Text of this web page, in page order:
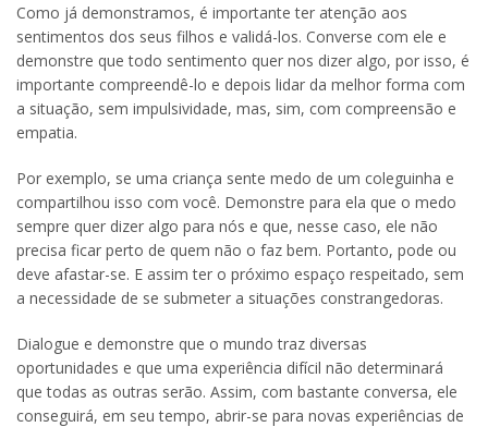
Como já demonstramos, é importante ter atenção aos
sentimentos dos seus filhos e validá-los. Converse com ele e
demonstre que todo sentimento quer nos dizer algo, por isso, é
importante compreendê-lo e depois lidar da melhor forma com
a situação, sem impulsividade, mas, sim, com compreensão e
empatia.
Por exemplo, se uma criança sente medo de um coleguinha e
compartilhou isso com você. Demonstre para ela que o medo
sempre quer dizer algo para nós e que, nesse caso, ele não
precisa ficar perto de quem não o faz bem. Portanto, pode ou
deve afastar-se. E assim ter o próximo espaço respeitado, sem
a necessidade de se submeter a situações constrangedoras.
Dialogue e demonstre que o mundo traz diversas
oportunidades e que uma experiência difícil não determinará
que todas as outras serão. Assim, com bastante conversa, ele
conseguirá, em seu tempo, abrir-se para novas experiências de